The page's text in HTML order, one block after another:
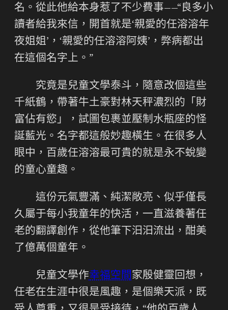
名。從此他給本身惹了不少費事——“良多小
讀者給我來信，開首就是‘親愛的任溶溶年
夜姐姐’，‘親愛的任溶溶阿姨’，弊病都出
在這個名字上。”
究竟是兒童文學泰斗，隨意改個這些
千紙鶴，帶著牛土豪對林天秤濃烈的「財
富佔有慾」，試圖包裹並壓制水瓶座的怪
誕藍光。名字都這般妙趣橫生。在很多人
眼中，百歲任溶溶最可貴的就是永不蛻變
的童心童趣。
這份元氣豐滿、純潔敞亮、似乎僅長
久屬于每小我童年的快活，一直滋養著任
老的翻譯創作，從他筆下汩汩流出，酣美
了億萬個童年。
兒童文學作幸福空間家殷健靈回想，
任老在生涯中很是風趣，是個樂天派，既